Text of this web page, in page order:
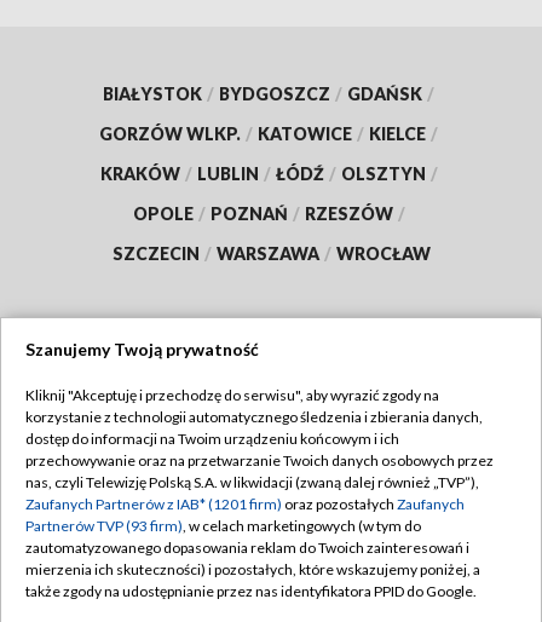
BIAŁYSTOK / BYDGOSZCZ / GDAŃSK /
GORZÓW WLKP. / KATOWICE / KIELCE /
KRAKÓW / LUBLIN / ŁÓDŹ / OLSZTYN /
OPOLE / POZNAŃ / RZESZÓW /
SZCZECIN / WARSZAWA / WROCŁAW
TVP
Abonament TVP
Emisja w TVP
Centrum informacji TVP
Naziemna Telewizja Cyfrowa
Regulamin TVP
Polityka prywatności
Moje zgody
Pomoc
Szanujemy Twoją prywatność
Kliknij "Akceptuję i przechodzę do serwisu", aby wyrazić zgody na
korzystanie z technologii automatycznego śledzenia i zbierania danych,
dostęp do informacji na Twoim urządzeniu końcowym i ich
przechowywanie oraz na przetwarzanie Twoich danych osobowych przez
nas, czyli Telewizję Polską S.A. w likwidacji (zwaną dalej również „TVP”),
Zaufanych Partnerów z IAB* (1201 firm) oraz pozostałych Zaufanych
Partnerów TVP (93 firm), w celach marketingowych (w tym do
zautomatyzowanego dopasowania reklam do Twoich zainteresowań i
mierzenia ich skuteczności) i pozostałych, które wskazujemy poniżej, a
także zgody na udostępnianie przez nas identyfikatora PPID do Google.